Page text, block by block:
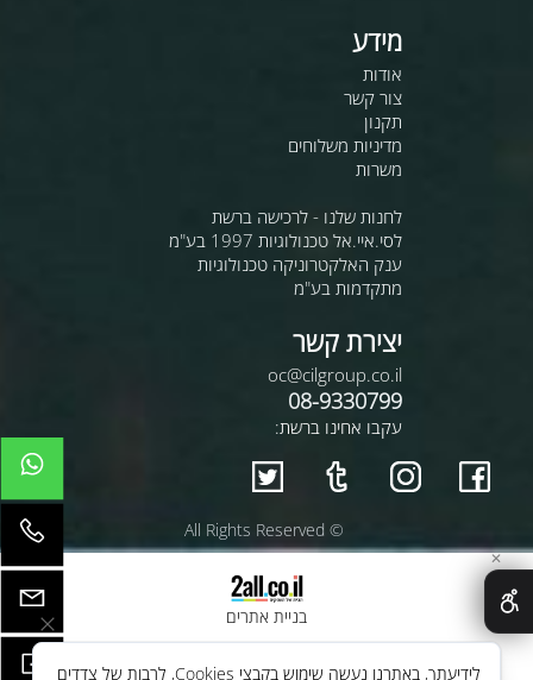
מידע
אודות
צור קשר
תקנון
מדיניות משלוחים
משרות
לחנות שלנו - לרכישה ברשת
לסי.איי.אל טכנולוגיות 1997 בע"מ
ענק האלקטרוניקה טכנולוגיות
מתקדמות בע"מ
יצירת קשר
oc@cilgroup.co.il
08-9330799
עקבו אחינו ברשת:
© All Rights Reserved
בניית אתרים
✕
לידיעתך, באתרנו נעשה שימוש בקבצי Cookies, לרבות של צדדים